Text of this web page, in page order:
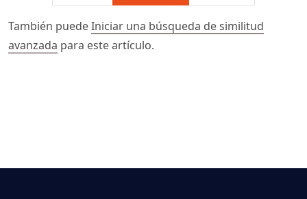
También puedeIniciar una búsqueda de similitud
avanzada para este artículo.